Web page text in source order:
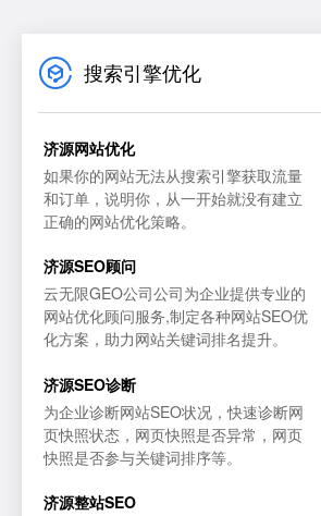
网站SEO优化
SEO优化诊断搜狗
搜索引擎优化
济源网站优化
如果你的网站无法从搜索引擎获取流量
和订单，说明你，从一开始就没有建立
正确的网站优化策略。
济源SEO顾问
云无限GEO公司公司为企业提供专业的
网站优化顾问服务,制定各种网站SEO优
化方案，助力网站关键词排名提升。
济源SEO诊断
为企业诊断网站SEO状况，快速诊断网
页快照状态，网页快照是否异常，网页
快照是否参与关键词排序等。
济源整站SEO